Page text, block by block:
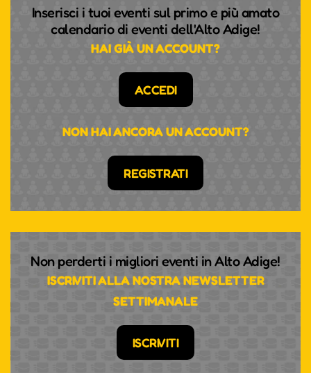
Inserisci i tuoi eventi sul primo e più amato
calendario di eventi dell'Alto Adige!
HAI GIÀ UN ACCOUNT?
ACCEDI
NON HAI ANCORA UN ACCOUNT?
REGISTRATI
Non perderti i migliori eventi in Alto Adige!
ISCRIVITI ALLA NOSTRA NEWSLETTER
SETTIMANALE
ISCRIVITI